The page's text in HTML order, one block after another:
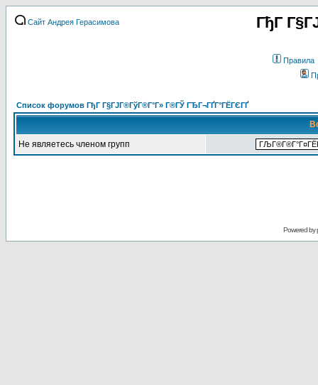
Сайт Андрея Герасимова ГђГ
Правила
Список форумов ГђГ Г§ГЈГ®ГўГ®Г°Г» Г®ГЎ ГЂГ¬ГҐГ°ГЁГЄГҐ
Не являетесь членом групп
Powered by